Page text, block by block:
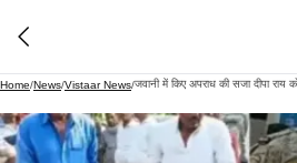
Home/News/Vistaar News/